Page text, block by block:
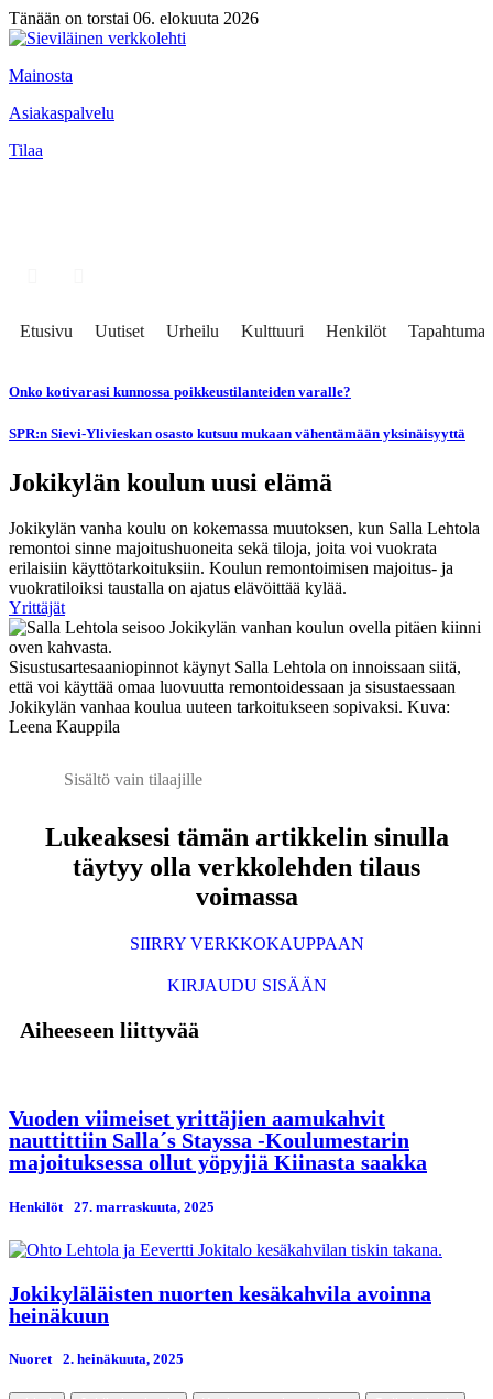
Tänään on torstai 06. elokuuta 2026
Mainosta
Asiakaspalvelu
Tilaa
Etusivu Uutiset Urheilu Kulttuuri Henkilöt Tapahtumat
Onko kotivarasi kunnossa poikkeustilanteiden varalle?
SPR:n Sievi-Ylivieskan osasto kutsuu mukaan vähentämään yksinäisyyttä
Jokikylän koulun uusi elämä
Jokikylän vanha koulu on kokemassa muutoksen, kun Salla Lehtola
remontoi sinne majoitushuoneita sekä tiloja, joita voi vuokrata
erilaisiin käyttötarkoituksiin. Koulun remontoimisen majoitus- ja
vuokratiloiksi taustalla on ajatus elävöittää kylää.
Yrittäjät
Sisustusartesaaniopinnot käynyt Salla Lehtola on innoissaan siitä,
että voi käyttää omaa luovuutta remontoidessaan ja sisustaessaan
Jokikylän vanhaa koulua uuteen tarkoitukseen sopivaksi. Kuva:
Leena Kauppila
Sisältö vain tilaajille
Lukeaksesi tämän artikkelin sinulla
täytyy olla verkkolehden tilaus
voimassa
SIIRRY VERKKOKAUPPAAN
KIRJAUDU SISÄÄN
Aiheeseen liittyvää
Vuoden viimeiset yrittäjien aamukahvit
nauttittiin Salla´s Stayssa -Koulumestarin
majoituksessa ollut yöpyjiä Kiinasta saakka
Henkilöt 27. marraskuuta, 2025
Jokikyläläisten nuorten kesäkahvila avoinna
heinäkuun
Nuoret 2. heinäkuuta, 2025